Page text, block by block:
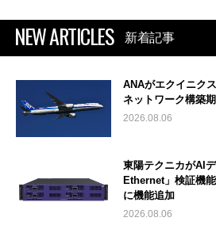
NEW ARTICLES 新着記事
ANAがエクイニク
ネットワーク構築
2026.08.06
東陽テクニカがAI
Ethernet」検証機
に機能追加
2026.08.06